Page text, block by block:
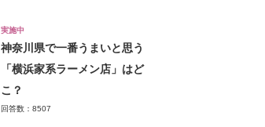
実施中
神奈川県で一番うまいと思う
「横浜家系ラーメン店」はど
こ？
回答数：8507